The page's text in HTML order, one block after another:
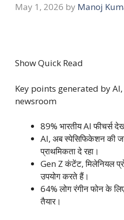
May 1, 2026 by Manoj
Show Quick Read
Key points generated by
newsroom
89% भारतीय AI फीचर्स
AI, अब स्पेसिफिकेशन की
प्राथमिकता दे रहा।
Gen Z कंटेंट, मिलेनियल
उपयोग करते हैं।
64% लोग रंगीन फोन के
तैयार।